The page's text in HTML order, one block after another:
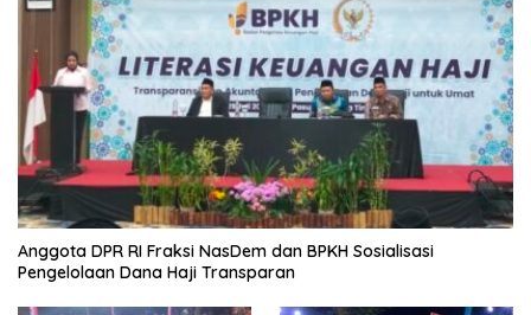
Anggota DPR RI Fraksi NasDem dan BPKH Sosialisasi
Pengelolaan Dana Haji Transparan